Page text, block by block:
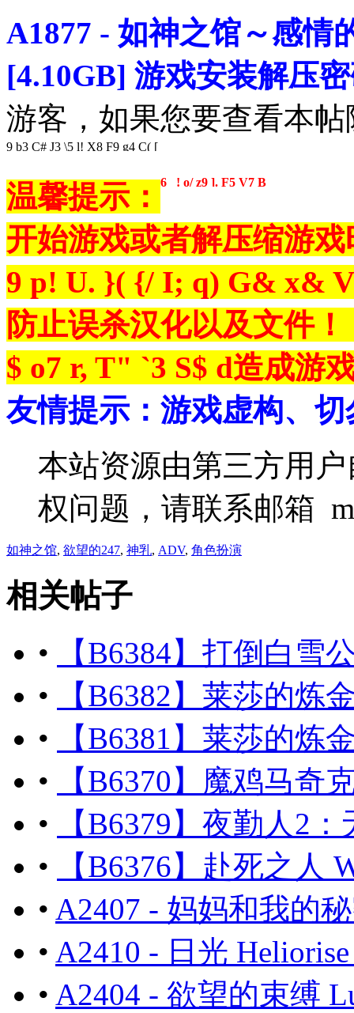
A1877 - 如神之馆～感情
[4.10GB] 游戏安装解压
游客，如果您要查看本
9 b3 C# J3 \5 l! X8 F9 g4 C( [
温馨提示： 6 _! o/ z9 ]. F5 V7 B
开始游戏或者解压缩游
9 p! U. }( {/ I; q) G& x& V
防止误杀汉化以及文件！
$ o7 r, T" `3 S$ d造成游
友情提示：游戏虚构、
本站资源由第三方用
权问题，请联系邮箱
如神之馆, 欲望的247, 神乳, ADV, 角色扮演
相关帖子
•
【B6384】打倒白雪
•
【B6382】莱莎的炼
•
【B6381】莱莎的炼
•
【B6370】魔鸡马奇
•
【B6379】夜勤人2
•
【B6376】赴死之人
• A2407 - 妈妈和我的
• A2410 - 日光
• A2404 - 欲望的束缚